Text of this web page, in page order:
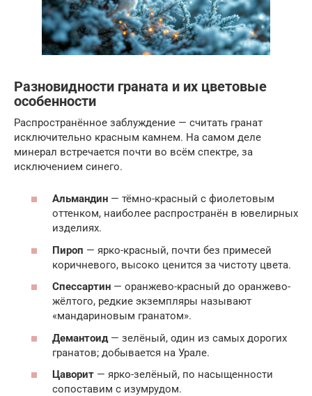
Разновидности граната и их цветовые
особенности
Распространённое заблуждение — считать гранат
исключительно красным камнем. На самом деле
минерал встречается почти во всём спектре, за
исключением синего.
Альмандин — тёмно-красный с фиолетовым
оттенком, наиболее распространён в ювелирных
изделиях.
Пироп — ярко-красный, почти без примесей
коричневого, высоко ценится за чистоту цвета.
Спессартин — оранжево-красный до оранжево-
жёлтого, редкие экземпляры называют
«мандариновым гранатом».
Демантоид— зелёный, один из самых дорогих
гранатов; добывается на Урале.
Цаворит — ярко-зелёный, по насыщенности
сопоставим с изумрудом.